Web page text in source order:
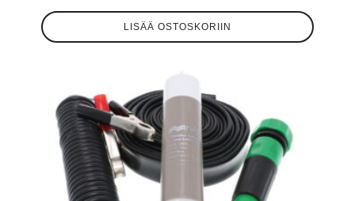
LISÄÄ OSTOSKORIIN